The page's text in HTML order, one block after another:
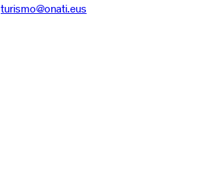
turismo@onati.eus